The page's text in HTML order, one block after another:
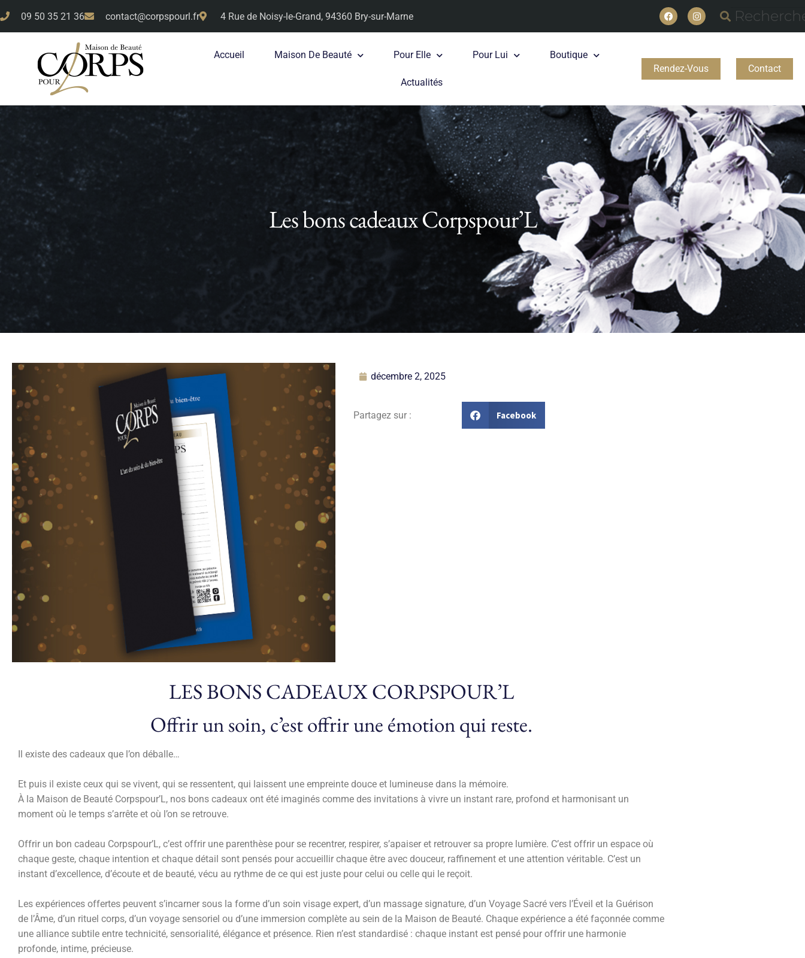
09 50 35 21 36 contact@corpspourl.fr 4 Rue de Noisy-le-Grand, 94360 Bry-sur-Marne
Accueil Maison De Beauté Pour Elle Pour Lui Boutique
Actualités
Rendez-Vous Contact
Les bons cadeaux Corpspour’L
décembre 2, 2025
Partagez sur : Facebook
LES BONS CADEAUX CORPSPOUR’L
Offrir un soin, c’est offrir une émotion qui reste.
Il existe des cadeaux que l’on déballe…
Et puis il existe ceux qui se vivent, qui se ressentent, qui laissent une empreinte douce et lumineuse dans la mémoire.
À la Maison de Beauté Corpspour’L, nos bons cadeaux ont été imaginés comme des invitations à vivre un instant rare, profond et harmonisant un
moment où le temps s’arrête et où l’on se retrouve.
Offrir un bon cadeau Corpspour’L, c’est offrir une parenthèse pour se recentrer, respirer, s’apaiser et retrouver sa propre lumière. C’est offrir un espace où
chaque geste, chaque intention et chaque détail sont pensés pour accueillir chaque être avec douceur, raffinement et une attention véritable. C’est un
instant d’excellence, d’écoute et de beauté, vécu au rythme de ce qui est juste pour celui ou celle qui le reçoit.
Les expériences offertes peuvent s’incarner sous la forme d’un soin visage expert, d’un massage signature, d’un Voyage Sacré vers l’Éveil et la Guérison
de l’Âme, d’un rituel corps, d’un voyage sensoriel ou d’une immersion complète au sein de la Maison de Beauté. Chaque expérience a été façonnée comme
une alliance subtile entre technicité, sensorialité, élégance et présence. Rien n’est standardisé : chaque instant est pensé pour offrir une harmonie
profonde, intime, précieuse.